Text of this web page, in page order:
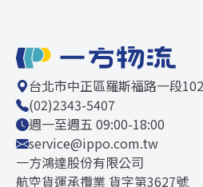
台北市中正區羅斯福路一段
(02)2343-5407
週一至週五 09:00-18:00
service@ippo.com.tw
一方鴻達股份有限公司
航空貨運承攬業 貨字第3627號